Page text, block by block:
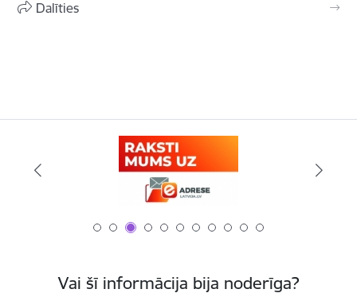
Dalīties
Vai šī informācija bija noderīga?